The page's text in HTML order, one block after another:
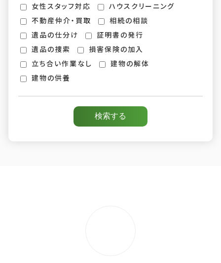
女性スタッフ対応
ハウスクリーニング
不動産仲介・買取
相続の相談
遺品の仕分け
証明書の発行
遺品の捜索
損害保険の加入
立ち合い作業なし
建物の解体
建物の供養